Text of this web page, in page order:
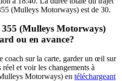
(Mulleys Motorways) est de 30.
355 (Mulleys Motorways)
ou en avance?
coach sur la carte, garder un œil sur
et voir les changements à
Motorways) en téléchargeant